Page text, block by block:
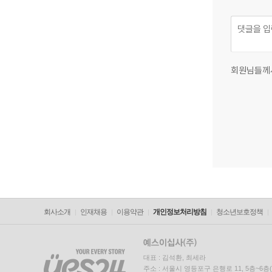
회원님들
회사소개 인재채용 이용약관 개인정보처리방침 청소년보호정책
대표 : 김석환, 최세라
주소 : 서울시 영등포구 은행로 11, 5층~6